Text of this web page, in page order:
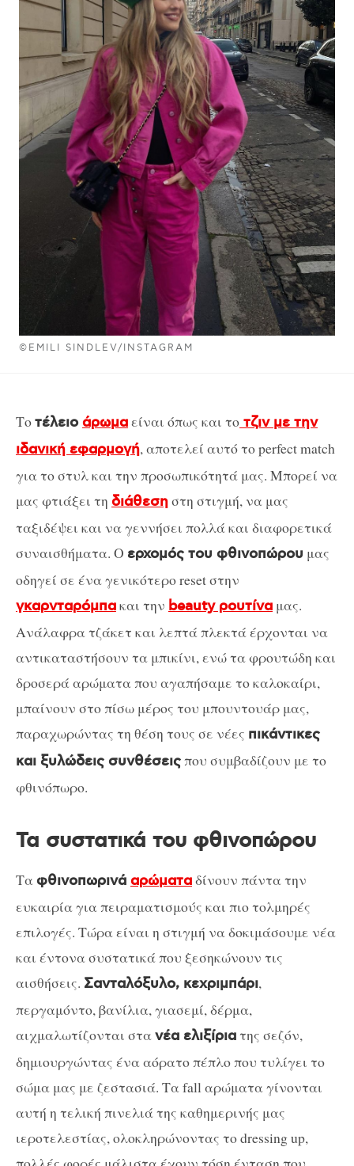
©EMILI SINDLEV/INSTAGRAM
Τοτέλειοάρωμαείναι όπως και το τζιν με την
ιδανική εφαρμογή, αποτελεί αυτό το perfect match
για το στυλ και την προσωπικότητά μας. Μπορεί να
μας φτιάξει τη διάθεσηστη στιγμή, να μας
ταξιδέψει και να γεννήσει πολλά και διαφορετικά
συναισθήματα. Ο ερχομός του φθινοπώρου μας
οδηγεί σε ένα γενικότερο reset στην
γκαρνταρόμπακαι την beauty ρουτίνα μας.
Ανάλαφρα τζάκετ και λεπτά πλεκτά έρχονται να
αντικαταστήσουν τα μπικίνι, ενώ τα φρουτώδη και
δροσερά αρώματα που αγαπήσαμε το καλοκαίρι,
μπαίνουν στο πίσω μέρος του μπουντουάρ μας,
παραχωρώντας τη θέση τους σε νέες πικάντικες
και ξυλώδεις συνθέσειςπου συμβαδίζουν με το
φθινόπωρο.
Τα συστατικά του φθινοπώρου
Ταφθινοπωρινά αρώματαδίνουν πάντα την
ευκαιρία για πειραματισμούς και πιο τολμηρές
επιλογές. Τώρα είναι η στιγμή να δοκιμάσουμε νέα
και έντονα συστατικά που ξεσηκώνουν τις
αισθήσεις. Σανταλόξυλο, κεχριμπάρι,
περγαμόντο, βανίλια, γιασεμί, δέρμα,
αιχμαλωτίζονται στανέα ελιξίριατης σεζόν,
δημιουργώντας ένα αόρατο πέπλο που τυλίγει το
σώμα μας με ζεστασιά. Τα fall αρώματα γίνονται
αυτή η τελική πινελιά της καθημερινής μας
ιεροτελεστίας, ολοκληρώνοντας το dressing up,